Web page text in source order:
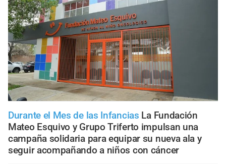
Durante el Mes de las Infancias La Fundación
Mateo Esquivo y Grupo Triferto impulsan una
campaña solidaria para equipar su nueva ala y
seguir acompañando a niños con cáncer